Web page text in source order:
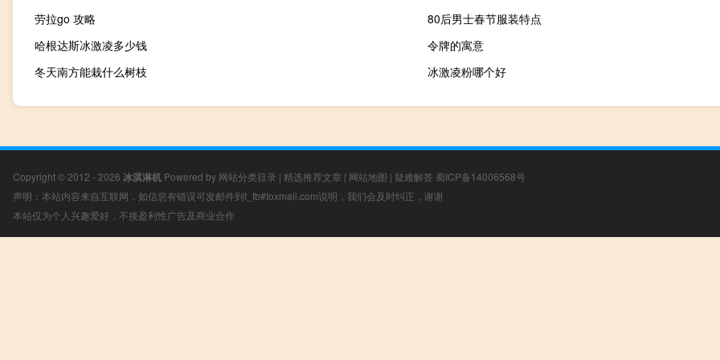
劳拉go 攻略
80后男士春节服装特点
哈根达斯冰激凌多少钱
令牌的寓意
冬天南方能栽什么树枝
冰激凌粉哪个好
Copyright © 2012 - 2026 冰淇淋机 Powered by 网站分类目录 | 精选推荐文章 | 网站地图 | 疑难解答 蜀ICP备14006568号
声明：本站内容来自互联网，如信息有错误可发邮件到f_fb#foxmail.com说明，我们会及时纠正，谢谢
本站仅为个人兴趣爱好，不接盈利性广告及商业合作